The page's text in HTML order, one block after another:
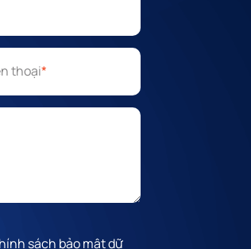
thoại*
sách bảo mật dữ